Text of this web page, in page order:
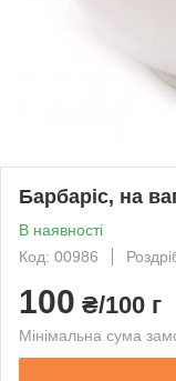
Барбаріс, на
В наявності
Код: 00986
100 ₴/100 г
Мінімальна сума